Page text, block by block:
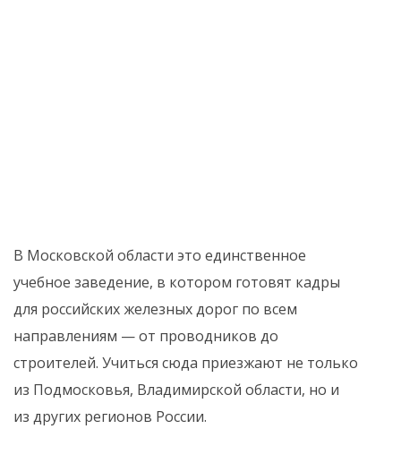
В Московской области это единственное
учебное заведение, в котором готовят кадры
для российских железных дорог по всем
направлениям — от проводников до
строителей. Учиться сюда приезжают не только
из Подмосковья, Владимирской области, но и
из других регионов России.